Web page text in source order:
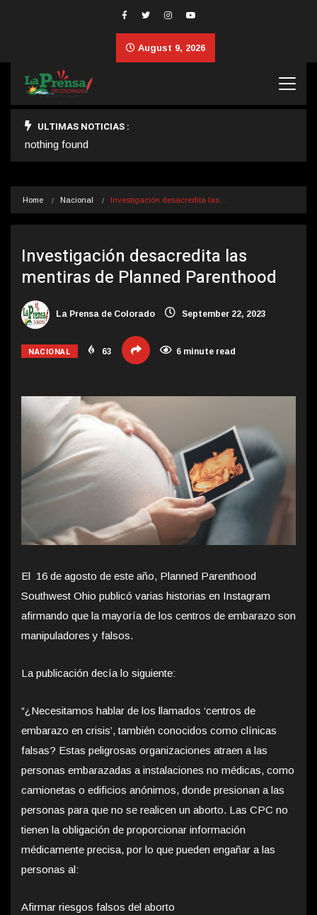
August 9, 2026
ULTIMAS NOTICIAS :
nothing found
Home Nacional Investigación desacredita las…
Investigación desacredita las
mentiras de Planned Parenthood
La Prensa de Colorado September 22, 2023
NACIONAL 63 6 minute read
El 16 de agosto de este año, Planned Parenthood
Southwest Ohio publicó varias historias en Instagram
afirmando que la mayoría de los centros de embarazo son
manipuladores y falsos.
La publicación decía lo siguiente:
“¿Necesitamos hablar de los llamados ‘centros de
embarazo en crisis’, también conocidos como clínicas
falsas? Estas peligrosas organizaciones atraen a las
personas embarazadas a instalaciones no médicas, como
camionetas o edificios anónimos, donde presionan a las
personas para que no se realicen un aborto. Las CPC no
tienen la obligación de proporcionar información
médicamente precisa, por lo que pueden engañar a las
personas al:
Afirmar riesgos falsos del aborto